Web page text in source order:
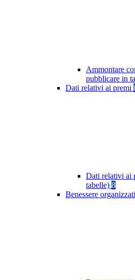
Ammontare
pubblicare in
Dati relativi ai premi
Dati relativi ai
tabelle) 8
Benessere